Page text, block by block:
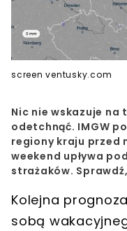
screen ventusky.com
Nic nie wskazuje na
odetchnąć. IMGW
regiony kraju przed
weekend upływa
strażaków.
Kolejna
sobą